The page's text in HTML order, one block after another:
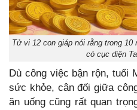
Tử vi 12 con giáp nói rằng trong
có cục diện
Dù công việc bận rộn, tuổi
sức khỏe, cân đối giữa
ăn uống cũng rất quan